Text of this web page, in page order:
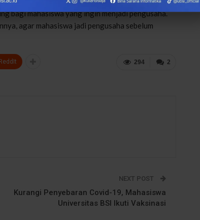
bagi mahasiswa yang ingin menjadi pengusaha.
agar mahasiswa jadi pengusaha sebelum
2
294
NEXT POST
Kurangi Penyebaran Covid-19, Mahasiswa
Universitas BSI Ikuti Vaksinasi